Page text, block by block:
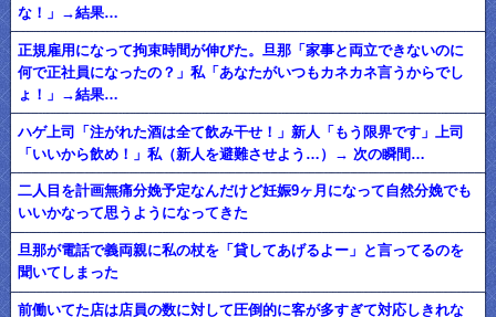
な！」→結果…
正規雇用になって拘束時間が伸びた。旦那「家事と両立できないのに
何で正社員になったの？」私「あなたがいつもカネカネ言うからでし
ょ！」→結果…
ハゲ上司「注がれた酒は全て飲み干せ！」新人「もう限界です」上司
「いいから飲め！」私（新人を避難させよう…）→ 次の瞬間…
二人目を計画無痛分娩予定なんだけど妊娠9ヶ月になって自然分娩でも
いいかなって思うようになってきた
旦那が電話で義両親に私の杖を「貸してあげるよー」と言ってるのを
聞いてしまった
前働いてた店は店員の数に対して圧倒的に客が多すぎて対応しきれな